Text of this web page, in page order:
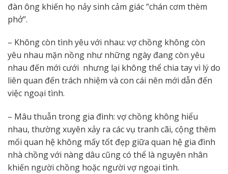
đàn ông khiến họ nảy sinh cảm giác “chán cơm thèm
phở”.
– Không còn tình yêu với nhau: vợ chồng không còn
yêu nhau mặn nồng như những ngày đang còn yêu
nhau đến mới cưới nhưng lại không thể chia tay vì lý do
liên quan đến trách nhiệm và con cái nên mới dẫn đến
việc ngoại tình.
– Mâu thuẫn trong gia đình: vợ chồng không hiểu
nhau, thường xuyên xảy ra các vụ tranh cãi, cộng thêm
mối quan hệ không mấy tốt đẹp giữa quan hệ gia đình
nhà chồng với nàng dâu cũng có thể là nguyên nhân
khiến người chồng hoặc người vợ ngoại tình.